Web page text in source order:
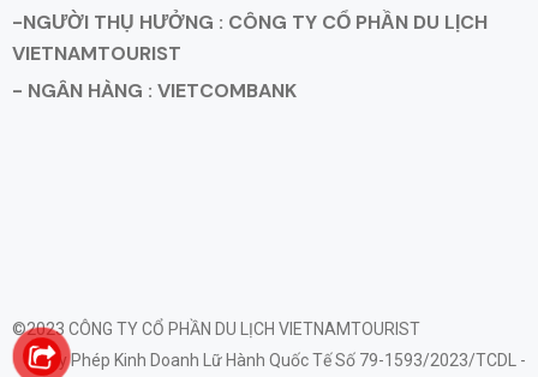
-NGƯỜI THỤ HƯỞNG : CÔNG TY CỔ PHẦN DU LỊCH
VIETNAMTOURIST
- NGÂN HÀNG : VIETCOMBANK
©2023 CÔNG TY CỔ PHẦN DU LỊCH VIETNAMTOURIST
Giấy Phép Kinh Doanh Lữ Hành Quốc Tế Số 79-1593/2023/TCDL -